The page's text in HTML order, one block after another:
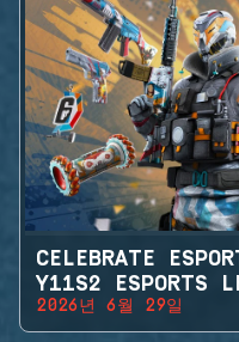
CELEBRATE
Y11S2 ESPORTS
2026년 6월 29일